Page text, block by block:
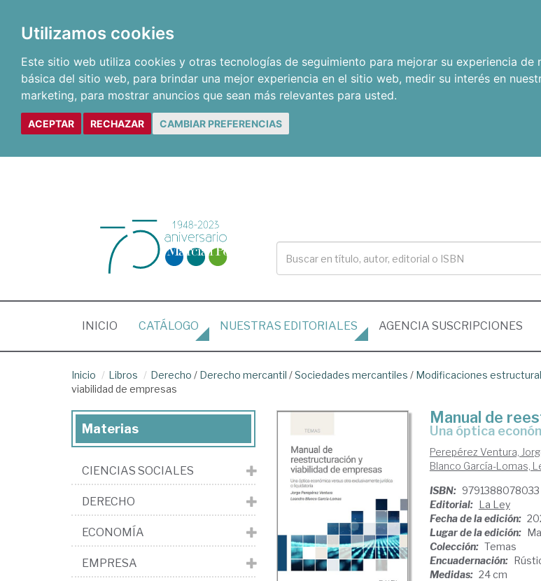
Utilizamos cookies
Este sitio web utiliza cookies y otras tecnologías de seguimiento para mejorar su experiencia de
básica del sitio web, para brindar una mejor experiencia en el sitio web, medir su interés en
marketing, para mostrar anuncios que sean más relevantes para usted.
ACEPTAR RECHAZAR CAMBIAR PREFERENCIAS
INICIO (CURRENT)
CATÁLOGO NUESTRAS EDITORIALES AGENCIA SUSCRIPCIONES
Inicio Libros Derecho / Derecho mercantil /Sociedades mercantiles / Modificaciones
viabilidad de empresas
Manual de
Una óptica
Perepérez Ventura,
Blanco García-Lomas,
ISBN: 9791388078033
Editorial: La Ley
Fecha de la edición:
Lugar de la edición:
Colección: Temas
Encuadernación:
Medidas: 24 cm
Materias
CIENCIAS SOCIALES
DERECHO
ECONOMÍA
EMPRESA